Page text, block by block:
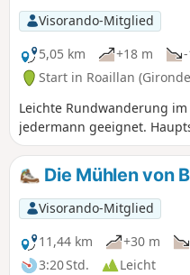
Visorando-Mitglied
5,05 km
+18 m
Start in Roaillan
Leichte Rundwanderung
jedermann geeignet.
Die Mühlen von
Visorando-Mitglied
11,44 km
+30 m
3:20 Std.
Leicht